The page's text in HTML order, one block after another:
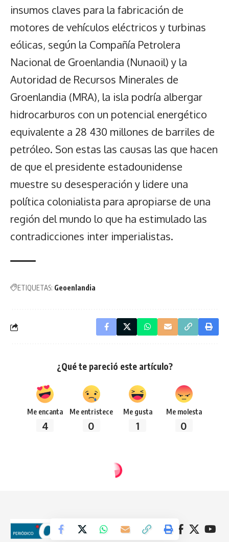
insumos claves para la fabricación de
motores de vehículos eléctricos y turbinas
eólicas, según la Compañía Petrolera
Nacional de Groenlandia (Nunaoil) y la
Autoridad de Recursos Minerales de
Groenlandia (MRA), la isla podría albergar
hidrocarburos con un potencial energético
equivalente a 28 430 millones de barriles de
petróleo. Son estas las causas las que hacen
de que el presidente estadounidense
muestre su desesperación y lidere una
política colonialista para apropiarse de una
región del mundo lo que ha estimulado las
contradicciones inter imperialistas.
ETIQUETAS: Geoenlandia
¿Qué te pareció este artículo?
Me encanta
4
Me entristece
0
Me gusta
1
Me molesta
0
Síguenos